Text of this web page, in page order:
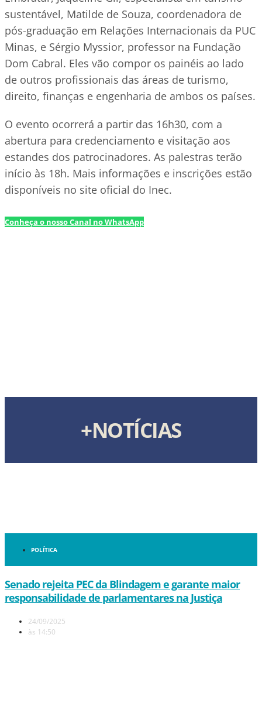
sustentável, Matilde de Souza, coordenadora de
pós-graduação em Relações Internacionais da PUC
Minas, e Sérgio Myssior, professor na Fundação
Dom Cabral. Eles vão compor os painéis ao lado
de outros profissionais das áreas de turismo,
direito, finanças e engenharia de ambos os países.
O evento ocorrerá a partir das 16h30, com a
abertura para credenciamento e visitação aos
estandes dos patrocinadores. As palestras terão
início às 18h. Mais informações e inscrições estão
disponíveis no site oficial do Inec.
Conheça o nosso Canal no WhatsApp
+NOTÍCIAS
POLÍTICA
Senado rejeita PEC da Blindagem e garante maior
responsabilidade de parlamentares na Justiça
24/09/2025
às 14:50